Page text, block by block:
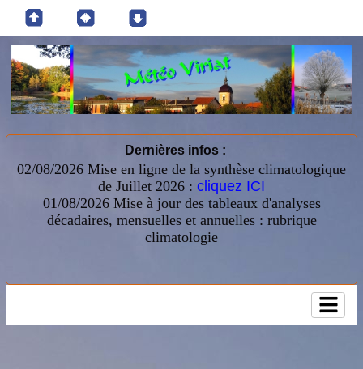
Dernières infos :
02/08/2026 Mise en ligne de la synthèse climatologique
de Juillet 2026 : cliquez ICI
01/08/2026 Mise à jour des tableaux d'analyses
décadaires, mensuelles et annuelles : rubrique
climatologie